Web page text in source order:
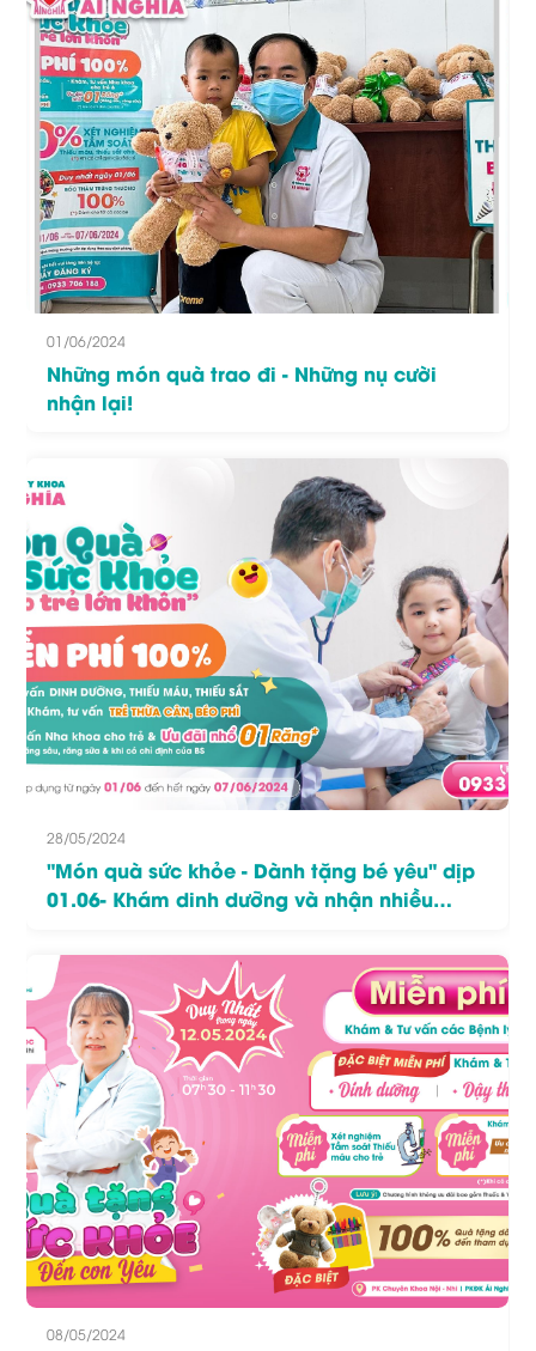
01/06/2024
Những món quà trao đi - Những nụ cười
nhận lại!
28/05/2024
"Món quà sức khỏe - Dành tặng bé yêu" dịp
01.06- Khám dinh dưỡng và nhận nhiều
08/05/2024